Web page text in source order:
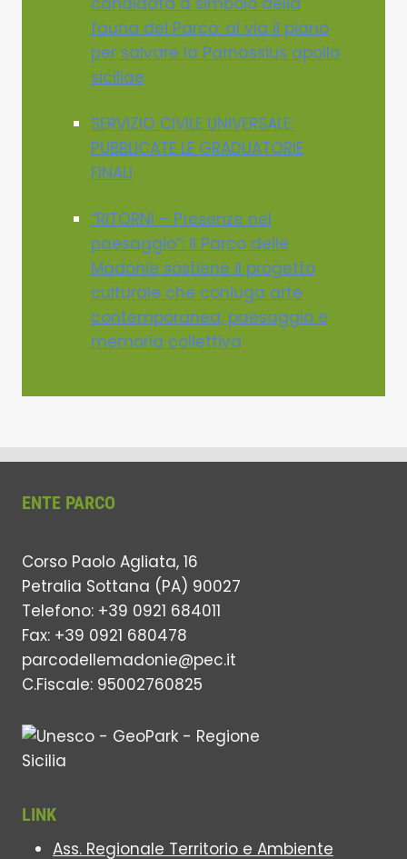
fauna del Parco: al via il piano
per salvare la Parnassius apollo
siciliae
SERVIZIO CIVILE UNIVERSALE:
PUBBLICATE LE GRADUATORIE
FINALI
“RITORNI – Presenze nel
paesaggio”: il Parco delle
Madonie sostiene il progetto
culturale che coniuga arte
contemporanea, paesaggio e
memoria collettiva
ENTE PARCO
Corso Paolo Agliata, 16
Petralia Sottana (PA) 90027
Telefono: +39 0921 684011
Fax: +39 0921 680478
parcodellemadonie@pec.it
C.Fiscale: 95002760825
LINK
Ass. Regionale Territorio e Ambiente